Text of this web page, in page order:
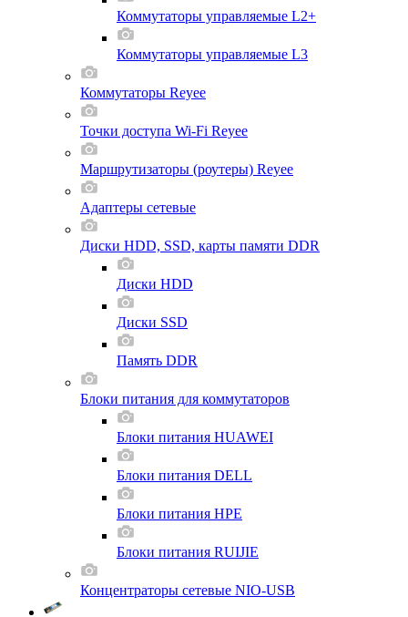
Коммутаторы управляемые L2+
Коммутаторы управляемые L3
Коммутаторы Reyee
Точки доступа Wi-Fi Reyee
Маршрутизаторы (роутеры) Reyee
Адаптеры сетевые
Диски HDD, SSD, карты памяти DDR
Диски HDD
Диски SSD
Память DDR
Блоки питания для коммутаторов
Блоки питания HUAWEI
Блоки питания DELL
Блоки питания HPE
Блоки питания RUIJIE
Концентраторы сетевые NIO-USB